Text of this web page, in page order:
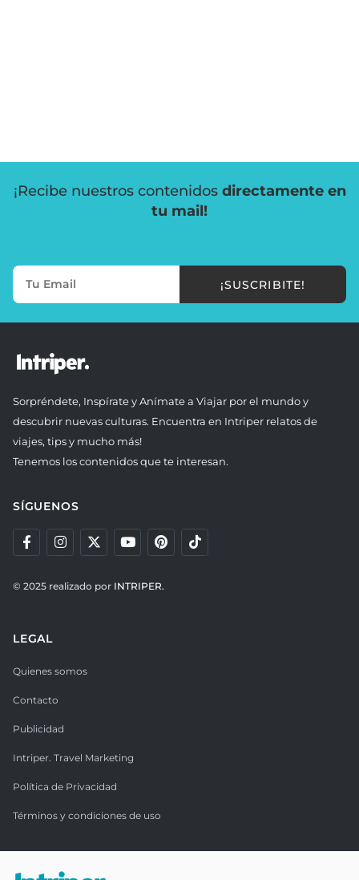
¡Recibe nuestros contenidos directamente en
tu mail!
¡SUSCRIBITE!
Sorpréndete, Inspírate y Anímate a Viajar por el mundo y
descubrir nuevas culturas. Encuentra en Intriper relatos de
viajes, tips y mucho más!
Tenemos los contenidos que te interesan.
SÍGUENOS
© 2025 realizado por INTRIPER.
LEGAL
Quienes somos
Contacto
Publicidad
Intriper. Travel Marketing
Política de Privacidad
Términos y condiciones de uso